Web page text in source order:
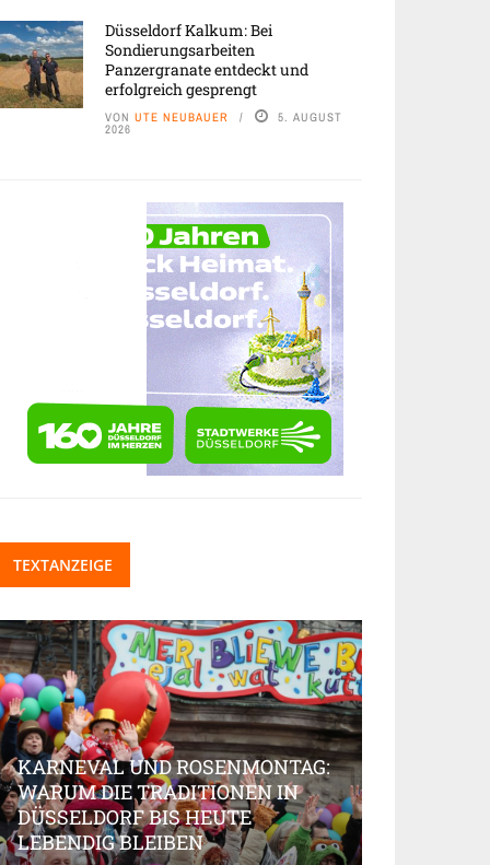
Düsseldorf Kalkum: Bei
Sondierungsarbeiten
Panzergranate entdeckt und
erfolgreich gesprengt
VON UTE NEUBAUER 5. AUGUST
2026
TEXTANZEIGE
KARNEVAL UND ROSENMONTAG:
WARUM DIE TRADITIONEN IN
DÜSSELDORF BIS HEUTE
LEBENDIG BLEIBEN